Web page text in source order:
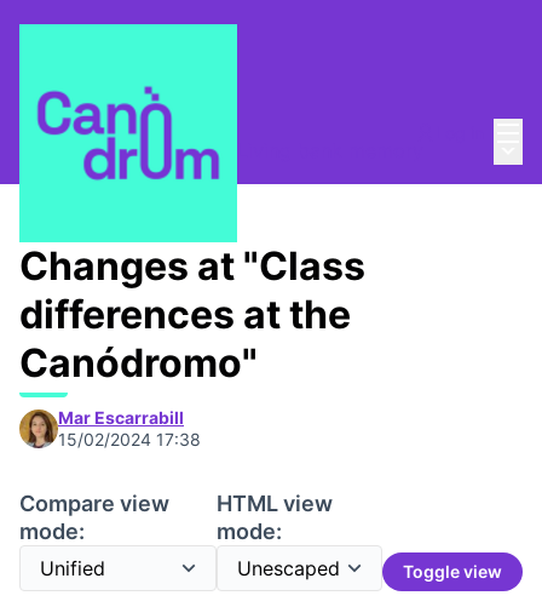
Taula de Memòries / 📸 Living bank memory
Changes at "Class
differences at the
Canódromo"
Mar Escarrabill
15/02/2024 17:38
Compare view
mode:
HTML view
mode:
Toggle view